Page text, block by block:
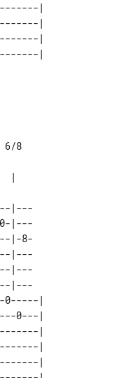
|
|
|
8
|---
|---
|-8-
|---
|---
|---
0-----|
0---|
|
|
|